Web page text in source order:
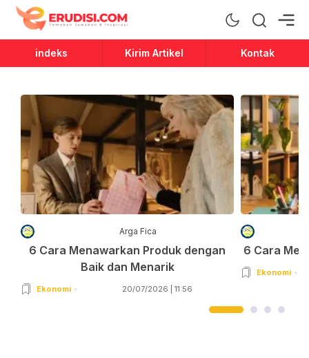
Erudisi
Temukan Jawaban dan Inspirasi
indeks Kirim Artikel Kontak
Arga Fica
6 Cara Menawarkan Produk dengan
Baik dan Menarik
Ekonomi 20/07/2026 | 11:56
6 Cara
Ekonomi